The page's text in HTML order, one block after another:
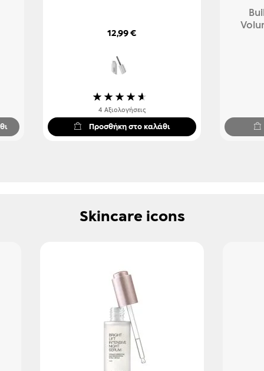
12,99 €
Βαθμολογία:
90%
4 Αξιολογήσεις
Προσθήκη στο καλάθι
Skincare icons